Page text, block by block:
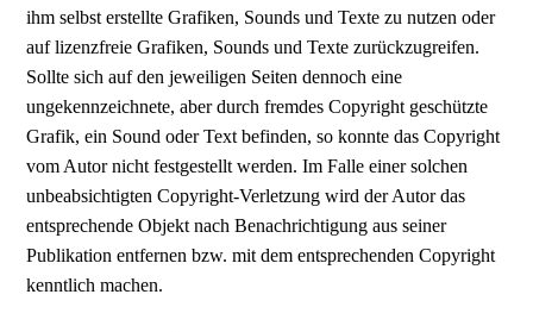
ihm selbst erstellte Grafiken, Sounds und Texte zu nutzen oder
auf lizenzfreie Grafiken, Sounds und Texte zurückzugreifen.
Sollte sich auf den jeweiligen Seiten dennoch eine
ungekennzeichnete, aber durch fremdes Copyright geschützte
Grafik, ein Sound oder Text befinden, so konnte das Copyright
vom Autor nicht festgestellt werden. Im Falle einer solchen
unbeabsichtigten Copyright-Verletzung wird der Autor das
entsprechende Objekt nach Benachrichtigung aus seiner
Publikation entfernen bzw. mit dem entsprechenden Copyright
kenntlich machen.